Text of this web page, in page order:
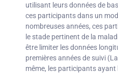
utilisant leurs données de
ces participants dans un
nombreuses années, ces
le stade pertinent de la
être limiter les données
premières années de suivi
même, les participants